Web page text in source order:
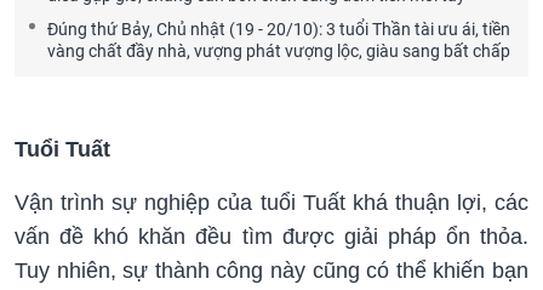
Đúng thứ Bảy, Chủ nhật (19 - 20/10): 3 tuổi Thần tài ưu ái, tiền
vàng chất đầy nhà, vượng phát vượng lộc, giàu sang bất chấp
Tuổi Tuất
Vận trình sự nghiệp của tuổi Tuất khá thuận lợi, các
vấn đề khó khăn đều tìm được giải pháp ổn thỏa.
Tuy nhiên, sự thành công này cũng có thể khiến bạn